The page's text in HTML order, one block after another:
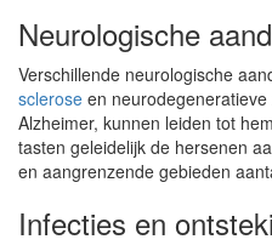
Neurologische
Verschillende neurologische
sclerose en
Alzheimer, kunnen leiden tot
tasten geleidelijk de hersenen
en aangrenzende gebieden
Infecties en